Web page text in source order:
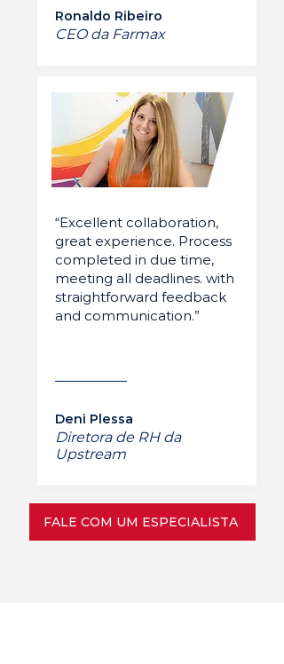
Ronaldo Ribeiro
CEO da Farmax
“Excellent collaboration,
great experience. Process
completed in due time,
meeting all deadlines. with
straightforward feedback
and communication.”
Deni Plessa
Diretora de RH da
Upstream
FALE COM UM ESPECIALISTA